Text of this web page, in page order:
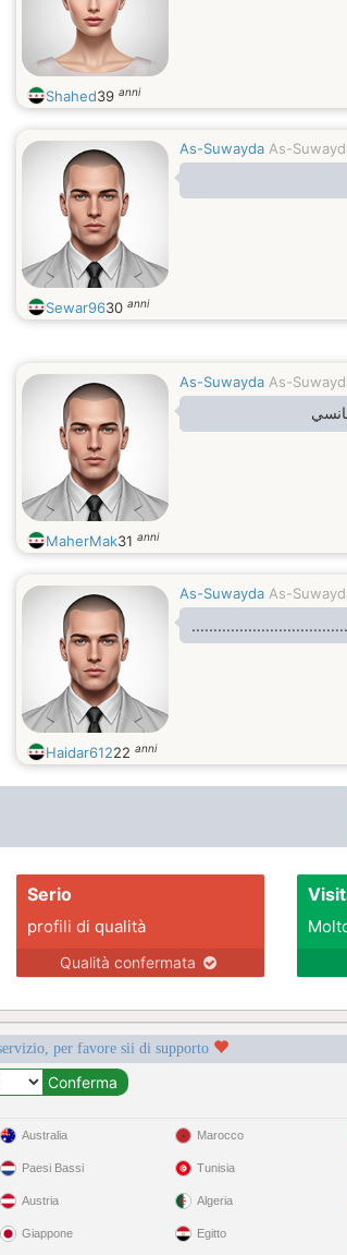
Shahed39 anni
As-Suwayda As-
Sewar9630 anni
As-Suwayda As-
MaherMak31 anni
As-Suwayda As-
Haidar61222 anni
Serio
profili di qualità
Qualità confermata
per favore sii di supporto
Australia
Paesi Bassi
Austria
Giappone
Marocco
Tunisia
Algeria
Egitto